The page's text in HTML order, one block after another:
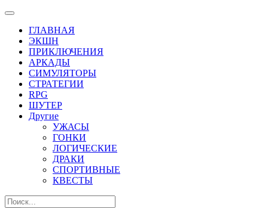
ГЛАВНАЯ
ЭКШН
ПРИКЛЮЧЕНИЯ
АРКАДЫ
СИМУЛЯТОРЫ
СТРАТЕГИИ
RPG
ШУТЕР
Другие
УЖАСЫ
ГОНКИ
ЛОГИЧЕСКИЕ
ДРАКИ
СПОРТИВНЫЕ
КВЕСТЫ